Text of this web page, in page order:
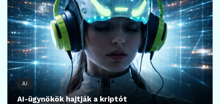
AI
AI-ügynökök hajtják a kriptót